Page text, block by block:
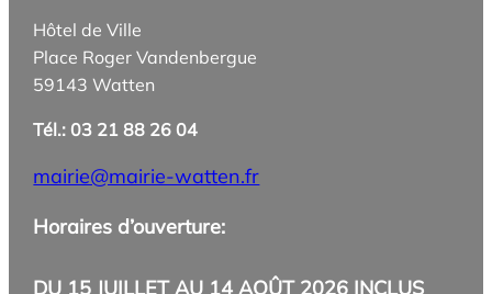
Hôtel de Ville
Place Roger Vandenbergue
59143 Watten
Tél.: 03 21 88 26 04
mairie@mairie-watten.fr
Horaires d’ouverture:
DU 15 JUILLET AU 14 AOÛT 2026 INCLUS